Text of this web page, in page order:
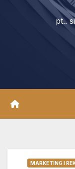
pt..
MARKETING I